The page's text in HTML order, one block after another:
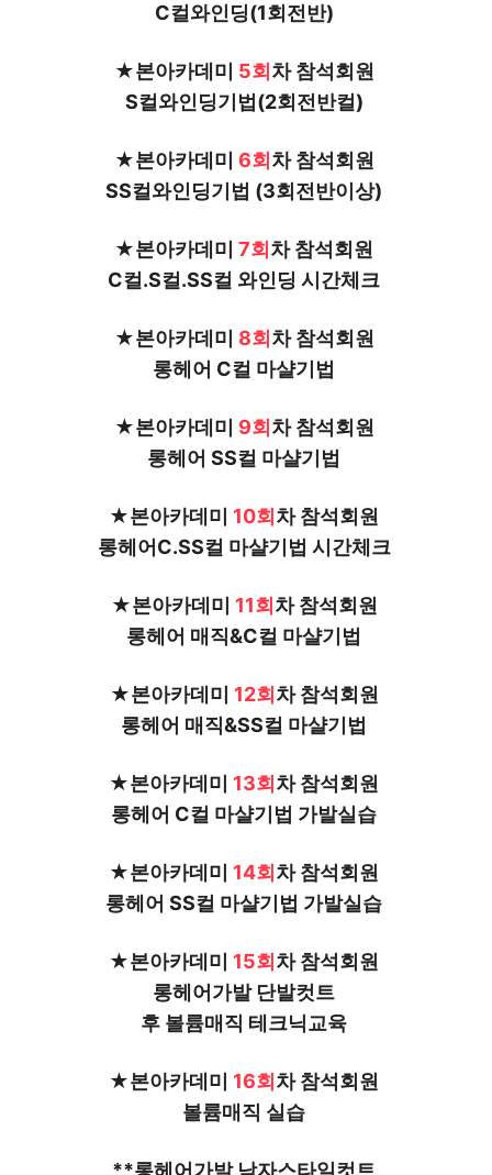
C컬와인딩(1회전반)
★본아카데미 5회 차 참석회원
S컬와인딩기법(2회전반컬)
★본아카데미 6회 차 참석회원
SS컬와인딩기법 (3회전반이상)
★본아카데미 7회 차 참석회원
C컬.S컬.SS컬 와인딩 시간체크
★본아카데미 8회 차 참석회원
롱헤어 C컬 마샬기법
★본아카데미 9회 차 참석회원
롱헤어 SS컬 마샬기법
★본아카데미 10회 차 참석회원
롱헤어C.SS컬 마샬기법 시간체크
★본아카데미 11회 차 참석회원
롱헤어 매직&C컬 마샬기법
★본아카데미 12회 차 참석회원
롱헤어 매직&SS컬 마샬기법
★본아카데미 13회 차 참석회원
롱헤어 C컬 마샬기법 가발실습
★본아카데미 14회 차 참석회원
롱헤어 SS컬 마샬기법 가발실습
★본아카데미 15회 차 참석회원
롱헤어가발 단발컷트
후 볼륨매직 테크닉교육
★본아카데미 16회 차 참석회원
볼륨매직 실습
**롱헤어가발 남자스타일컷트